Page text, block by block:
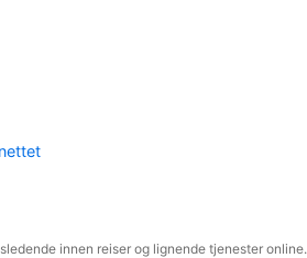
innen reiser og lignende tjenester online.